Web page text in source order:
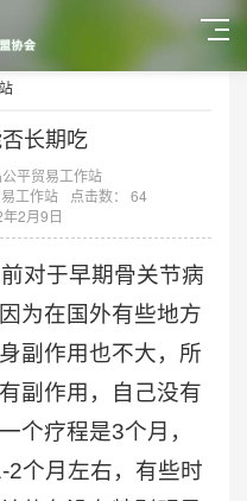
长期吃
平贸易工作站
工作站
点击数： 64
2月9日
于早期骨关节病
为在国外有些地方
副作用也不大，所
副作用，自己没有
个疗程是3个月，
2个月左右，有些时